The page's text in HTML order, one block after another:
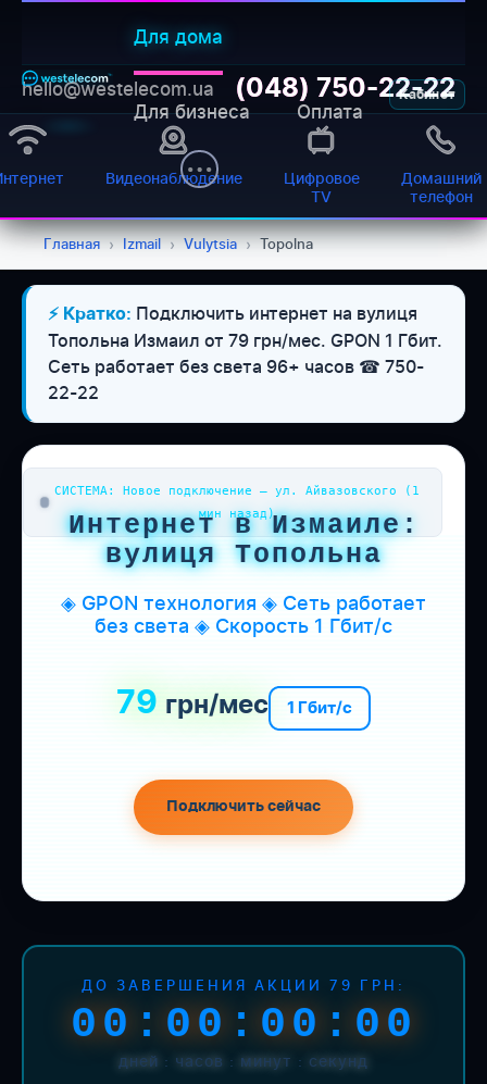
Для дома
Для бизнеса Оплата
Кабинет
hello@westelecom.ua (048) 750-22-22
Видеонаблюдение
Цифровое
TV
Домашний
телефон
Главная › Izmail › Vulytsia › Topolna
⚡ Кратко: Подключить интернет на вулиця
Топольна Измаил от 79 грн/мес. GPON 1 Гбит.
Сеть работает без света 96+ часов ☎ 750-
22-22
СИСТЕМА: Новое подключение — ул. Айвазовского (1
мин назад)
Интернет в Измаиле:
вулиця Топольна
◈ GPON технология ◈ Сеть работает
без света ◈ Скорость 1 Гбит/с
79 грн/мес 1 Гбит/с
Подключить сейчас
ДО ЗАВЕРШЕНИЯ АКЦИИ 79 ГРН:
00:00:00:00
дней : часов : минут : секунд
WESTELECOM
Онлайн-підтримка